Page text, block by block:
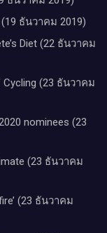
(19 ธันวาคม 2019)
Diet (22 ธันวาคม
Cycling (23 ธันวาคม
nominees (23
(23 ธันวาคม
(23 ธันวาคม